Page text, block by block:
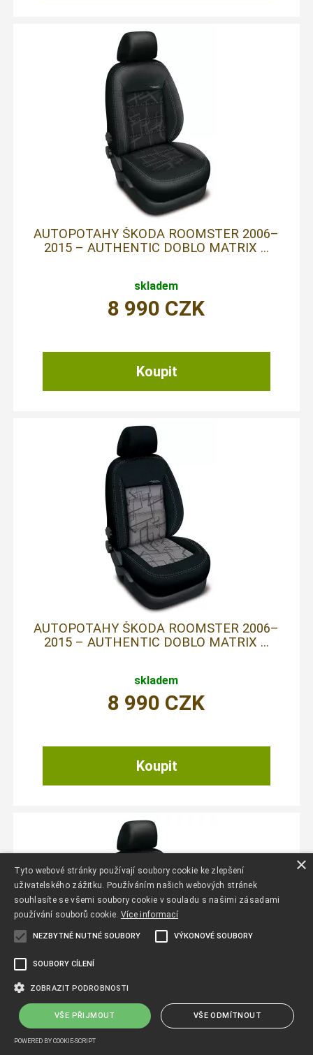
AUTOPOTAHY ŠKODA ROOMSTER 2006–
2015 – AUTHENTIC DOBLO MATRIX ...
skladem
8 990 CZK
AUTOPOTAHY ŠKODA ROOMSTER 2006–
2015 – AUTHENTIC DOBLO MATRIX ...
skladem
8 990 CZK
AUTOPOTAHY ŠKODA ROOMSTER 2006–
2015 – AUTHENTIC DOBLO MATRIX ...
×
Tyto webové stránky používají soubory cookie ke zlepšení
uživatelského zážitku. Používáním našich webových stránek
souhlasíte se všemi soubory cookie v souladu s našimi zásadami
používání souborů cookie. Více informací
NEZBYTNĚ NUTNÉ SOUBORY VÝKONOVÉ SOUBORY
SOUBORY CÍLENÍ
ZOBRAZIT PODROBNOSTI
VŠE PŘIJMOUT VŠE ODMÍTNOUT
POWERED BY COOKIE-SCRIPT